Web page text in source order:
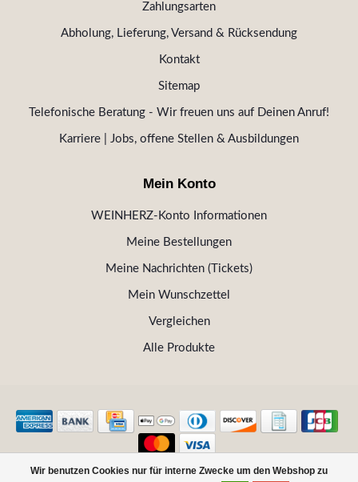
Wir benutzen Cookies nur für interne Zwecke um den Webshop zu
Zahlungsarten
Abholung, Lieferung, Versand & Rücksendung
Kontakt
Sitemap
Telefonische Beratung - Wir freuen uns auf Deinen Anruf!
Karriere | Jobs, offene Stellen & Ausbildungen
Mein Konto
WEINHERZ-Konto Informationen
Meine Bestellungen
Meine Nachrichten (Tickets)
Mein Wunschzettel
Vergleichen
Alle Produkte
© Copyright 2026 WEINHERZ Kitzbühel - Die VINOTHEK in